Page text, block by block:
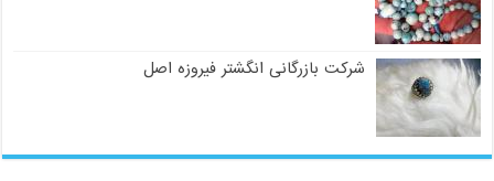
شرکت بازرگانی انگشتر فیروزه اصل